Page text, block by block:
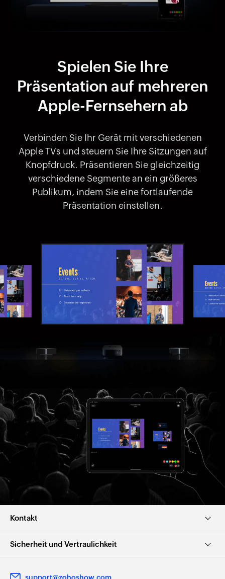
Spielen Sie Ihre
Präsentation auf mehreren
Apple-Fernsehern ab
Verbinden Sie Ihr Gerät mit verschiedenen
Apple TVs und steuern Sie Ihre Sitzungen auf
Knopfdruck. Präsentieren Sie gleichzeitig
verschiedene Segmente an ein größeres
Publikum, indem Sie eine fortlaufende
Präsentation einstellen.
Kontakt
Sicherheit und Vertraulichkeit